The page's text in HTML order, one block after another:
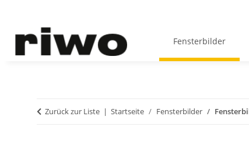
Fensterbilder
Zurück zur Liste Startseite Fensterbilder